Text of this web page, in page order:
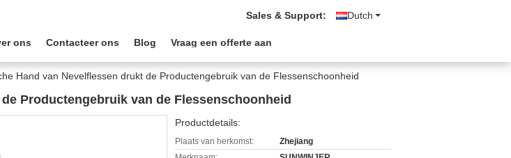
Dutch
Sales & Support:
ons Contacteer ons Blog Vraag een offerte aan
Hand van Nevelflessen drukt de Productengebruik van de Flessenschoonheid
Productengebruik van de Flessenschoonheid
Productdetails:
Plaats van herkomst:
Zhejiang